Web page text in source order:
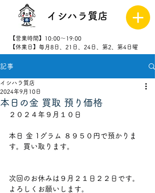
イシハラ質店
【営業時間】10:00～19:00
【休業日】毎月8日、21日、24日、第2、第4日曜
8523
記事
本日の金 買取 預り価格
イシハラ質店
2024年9月10日
２０２４年９月１０日
本日 金 1グラム ８９５０ 円で預かりま
す。買い取ります。
次回のお休みは９月２１ 日２２日です。
よろしくお願いします。